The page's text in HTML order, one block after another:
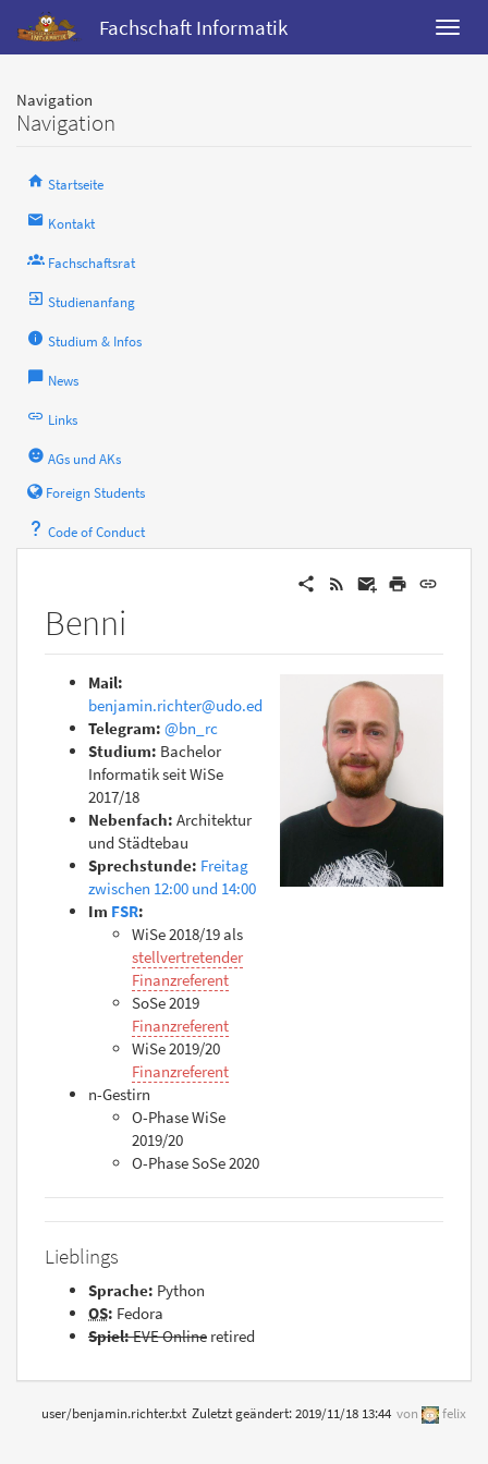
Fachschaft Informatik
Navigation
Navigation
Startseite
Kontakt
Fachschaftsrat
Studienanfang
Studium & Infos
News
Links
AGs und AKs
Foreign Students
Code of Conduct
Benni
Mail:
benjamin.richter@udo.edu
Telegram: @bn_rc
Studium: Bachelor
Informatik seit WiSe
2017/18
Nebenfach: Architektur
und Städtebau
Sprechstunde: Freitag
zwischen 12:00 und 14:00
Im FSR:
WiSe 2018/19 als
stellvertretender
Finanzreferent
SoSe 2019
Finanzreferent
WiSe 2019/20
Finanzreferent
n-Gestirn
O-Phase WiSe
2019/20
O-Phase SoSe 2020
Lieblings
Sprache: Python
OS: Fedora
Spiel:EVE Online retired
user/benjamin.richter.txt Zuletzt geändert:2019/11/18 13:44 von felix